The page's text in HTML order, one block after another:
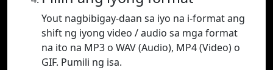
Yout nagbibigay-daan sa iyo na i-format ang
shift ng iyong video / audio sa mga format
na ito na MP3 o WAV (Audio), MP4 (Video) o
GIF. Pumili ng isa.